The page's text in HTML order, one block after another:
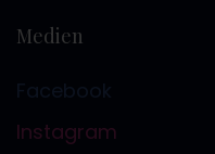
Medien
Facebook
Instagram